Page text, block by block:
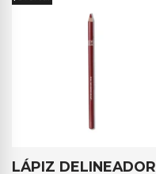
LÁPIZ DELINEADOR